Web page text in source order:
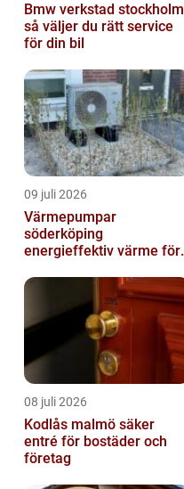
Bmw verkstad stockholm
så väljer du rätt service
för din bil
09 juli 2026
Värmepumpar
söderköping
energieffektiv värme för
08 juli 2026
Kodlås malmö säker
entré för bostäder och
företag